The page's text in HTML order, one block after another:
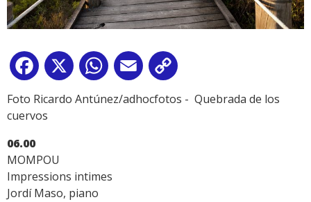
Facebook
X WhatsApp
Email
Link
Foto Ricardo Antúnez/adhocfotos - Quebrada de los
cuervos
06.00
MOMPOU
Impressions intimes
Jordí Maso, piano